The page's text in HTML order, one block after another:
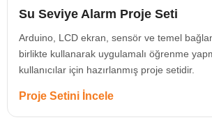
Su Seviye Alarm Proje Seti
Arduino, LCD ekran, sensör ve temel
birlikte kullanarak uygulamalı öğrenme
kullanıcılar için hazırlanmış proje setidir.
Proje Setini İncele